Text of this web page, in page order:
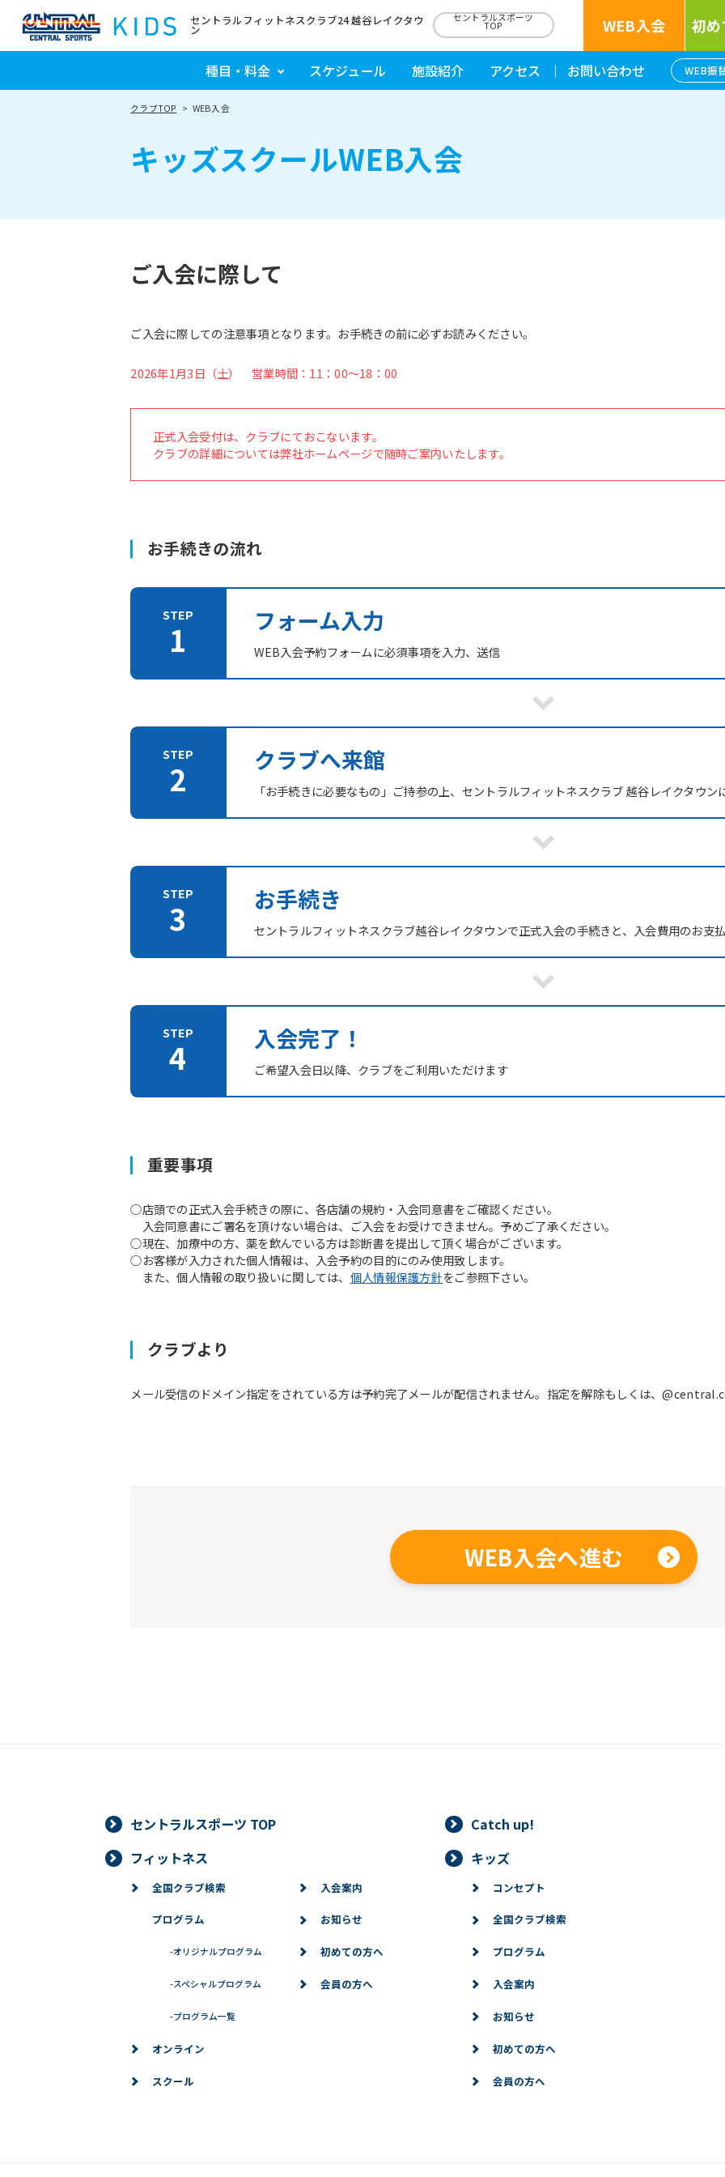
セントラルフィットネスクラブ24 越谷レイクタウ
ン
セントラルスポーツ
TOP WEB入会 初
種目・料金 スケジュール 施設紹介 アクセス お問い合わせ WEB振
クラブTOP WEB入会
キッズスクールWEB入会
ご入会に際して
ご入会に際しての注意事項となります。お手続きの前に必ずお読みください。
2026年1月3日（土） 営業時間：11：00～18：00
正式入会受付は、クラブにておこないます。
クラブの詳細については弊社ホームページで随時ご案内いたします。
お手続きの流れ
フォーム入力
WEB入会予約フォームに必須事項を入力、送信
クラブへ来館
「お手続きに必要なもの」ご持参の上、セントラルフィットネスクラブ 越谷レイクタウン
お手続き
セントラルフィットネスクラブ越谷レイクタウンで正式入会の手続きと、入会費用のお支
入会完了！
ご希望入会日以降、クラブをご利用いただけます
重要事項
○店頭での正式入会手続きの際に、各店舗の規約・入会同意書をご確認ください。
入会同意書にご署名を頂けない場合は、ご入会をお受けできません。予めご了承ください。
○現在、加療中の方、薬を飲んでいる方は診断書を提出して頂く場合がございます。
○お客様が入力された個人情報は、入会予約の目的にのみ使用致します。
また、個人情報の取り扱いに関しては、 個人情報保護方針をご参照下さい。
クラブより
メール受信のドメイン指定をされている方は予約完了メールが配信されません。指定を解除もしくは、
WEB入会へ進む
Central Sports official website is
automatically translated into
translated mechanically, so it may
not be an accurate translation.
The translation may differ from the
original content. We ask that you
fully understand this before using
セントラルスポーツ TOP
Catch up!
フィットネス
全国クラブ検索
プログラム
-オリジナルプログラム
-スペシャルプログラム
-プログラム一覧
オンライン
スクール
入会案内
お知らせ
初めての方へ
会員の方へ
キッズ
コンセプト
全国クラブ検索
プログラム
入会案内
お知らせ
初めての方へ
会員の方へ